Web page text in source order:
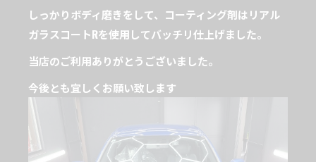
しっかりボディ磨きをして、コーティング剤はリアル
ガラスコートRを使用してバッチリ仕上げました。
当店のご利用ありがとうございました。
今後とも宜しくお願い致します